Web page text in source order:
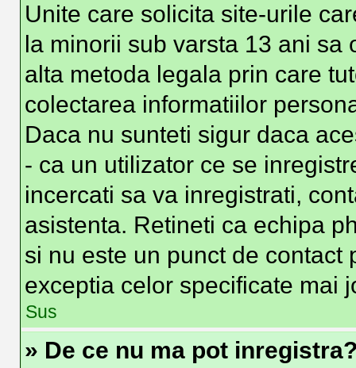
Unite care solicita site-urile
la minorii sub varsta 13 ani sa
alta metoda legala prin care
colectarea informatiilor
Daca nu sunteti sigur daca
- ca un utilizator ce se
incercati sa va inregistrati,
asistenta. Retineti ca echipa
si nu este un punct de
exceptia celor specificate mai
Sus
» De ce nu ma pot